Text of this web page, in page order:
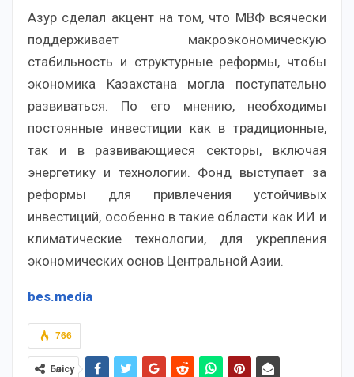
Азур сделал акцент на том, что МВФ всячески
поддерживает макроэкономическую
стабильность и структурные реформы, чтобы
экономика Казахстана могла поступательно
развиваться. По его мнению, необходимы
постоянные инвестиции как в традиционные,
так и в развивающиеся секторы, включая
энергетику и технологии. Фонд выступает за
реформы для привлечения устойчивых
инвестиций, особенно в такие области как ИИ и
климатические технологии, для укрепления
экономических основ Центральной Азии.
bes.media
766
Бөлісу